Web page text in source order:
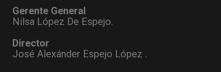
Gerente General
Nilsa López De Espejo.
Director
José Alexánder Espejo López .